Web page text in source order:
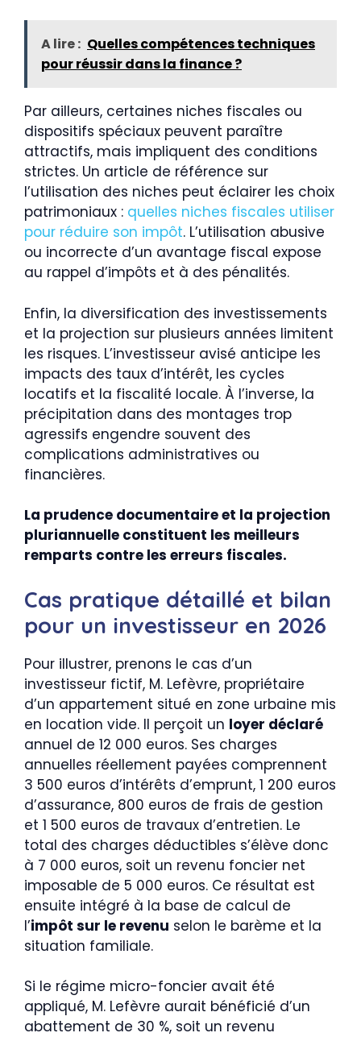
A lire : Quelles compétences techniques
pour réussir dans la finance ?
Par ailleurs, certaines niches fiscales ou
dispositifs spéciaux peuvent paraître
attractifs, mais impliquent des conditions
strictes. Un article de référence sur
l’utilisation des niches peut éclairer les choix
patrimoniaux : quelles niches fiscales utiliser
pour réduire son impôt. L’utilisation abusive
ou incorrecte d’un avantage fiscal expose
au rappel d’impôts et à des pénalités.
Enfin, la diversification des investissements
et la projection sur plusieurs années limitent
les risques. L’investisseur avisé anticipe les
impacts des taux d’intérêt, les cycles
locatifs et la fiscalité locale. À l’inverse, la
précipitation dans des montages trop
agressifs engendre souvent des
complications administratives ou
financières.
La prudence documentaire et la projection
pluriannuelle constituent les meilleurs
remparts contre les erreurs fiscales.
Cas pratique détaillé et bilan
pour un investisseur en 2026
Pour illustrer, prenons le cas d’un
investisseur fictif, M. Lefèvre, propriétaire
d’un appartement situé en zone urbaine mis
en location vide. Il perçoit un loyer déclaré
annuel de 12 000 euros. Ses charges
annuelles réellement payées comprennent
3 500 euros d’intérêts d’emprunt, 1 200 euros
d’assurance, 800 euros de frais de gestion
et 1 500 euros de travaux d’entretien. Le
total des charges déductibles s’élève donc
à 7 000 euros, soit un revenu foncier net
imposable de 5 000 euros. Ce résultat est
ensuite intégré à la base de calcul de
l’impôt sur le revenu selon le barème et la
situation familiale.
Si le régime micro-foncier avait été
appliqué, M. Lefèvre aurait bénéficié d’un
abattement de 30 %, soit un revenu